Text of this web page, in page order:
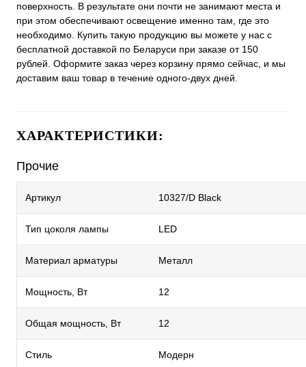
поверхность. В результате они почти не занимают места и
при этом обеспечивают освещение именно там, где это
необходимо. Купить такую продукцию вы можете у нас с
бесплатной доставкой по Беларуси при заказе от 150
рублей. Оформите заказ через корзину прямо сейчас, и мы
доставим ваш товар в течение одного-двух дней.
ХАРАКТЕРИСТИКИ:
Прочие
Артикул 10327/D Black
Тип цоколя лампы LED
Материал арматуры Металл
Мощность, Вт 12
Общая мощность, Вт 12
Стиль Модерн